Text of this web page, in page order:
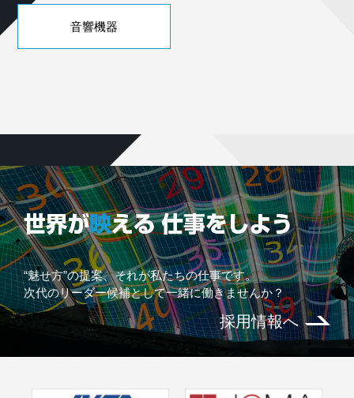
音響機器
“魅せ方”の提案、それが私たちの仕事です。
次代のリーダー候補として一緒に働きませんか？
採用情報へ